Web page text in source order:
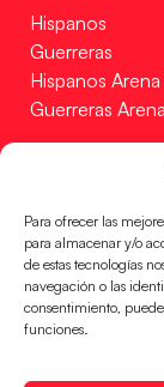
Para ofrecer las
para almacenar y/o
de estas tecnologías
navegación o las
consentimiento,
funciones.
Hispanos
Guerreras
Hispanos Arena
Guerreras Arena
Incidencias